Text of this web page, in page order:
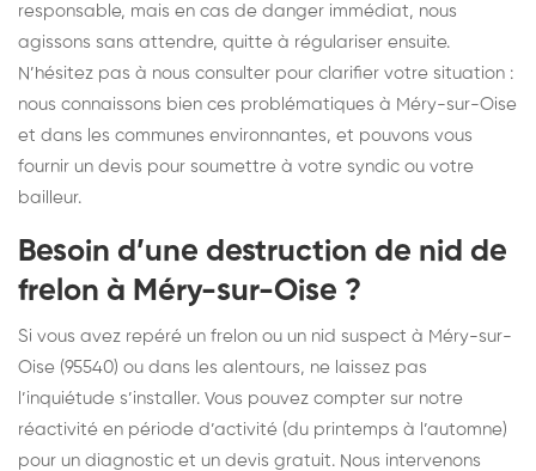
responsable, mais en cas de danger immédiat, nous
agissons sans attendre, quitte à régulariser ensuite.
N’hésitez pas à nous consulter pour clarifier votre situation :
nous connaissons bien ces problématiques à Méry-sur-Oise
et dans les communes environnantes, et pouvons vous
fournir un devis pour soumettre à votre syndic ou votre
bailleur.
Besoin d’une destruction de nid de
frelon à Méry-sur-Oise ?
Si vous avez repéré un frelon ou un nid suspect à Méry-sur-
Oise (95540) ou dans les alentours, ne laissez pas
l’inquiétude s’installer. Vous pouvez compter sur notre
réactivité en période d’activité (du printemps à l’automne)
pour un diagnostic et un devis gratuit. Nous intervenons